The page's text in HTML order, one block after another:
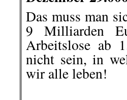
Das muss man
9 Milliarden
Arbeitslose ab
nicht sein, in
wir alle leben!